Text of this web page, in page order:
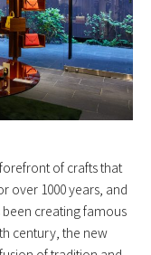
of crafts that
over 1000 years, and
been creating famous
century, the new